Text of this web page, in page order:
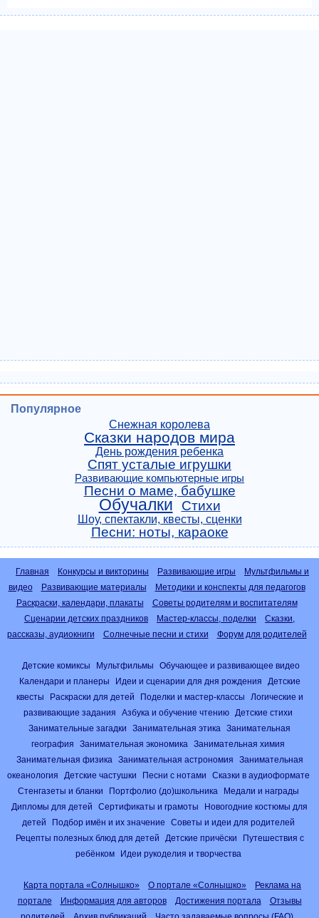
Популярное
Снежная королева
Сказки народов мира
День рождения ребенка
Спят усталые игрушки
Развивающие компьютерные игры
Песни о маме, бабушке
Обучалки Стихи
Шоу, спектакли, квесты, сценки
Песни: ноты, караоке
Главная Конкурсы и викторины Развивающие игры
Мультфильмы и
видео
Развивающие материалы
Методики и конспекты для педагогов
Раскраски, календари, плакаты
Советы родителям и воспитателям
Сценарии детских праздников
Мастер-классы, поделки
Сказки,
рассказы, аудиокниги
Солнечные песни и стихи Форум для родителей
Детские комиксы Мультфильмы
Обучающее и развивающее видео
Календари и планеры
Идеи и сценарии для дня рождения
Детские
квесты
Раскраски для детей Поделки и мастер-классы
Логические и
развивающие задания
Азбука и обучение чтению
Детские стихи
Занимательные загадки
Занимательная этика
Занимательная
география
Занимательная экономика
Занимательная химия
Занимательная физика
Занимательная астрономия
Занимательная
океанология
Детские частушки Песни с нотами
Сказки в аудиоформате
Стенгазеты и бланки
Портфолио (до)школьника
Медали и награды
Дипломы для детей
Сертификаты и грамоты
Новогодние костюмы для
детей
Подбор имён и их значение
Советы и идеи для родителей
Рецепты полезных блюд для детей
Детские причёски
Путешествия с
ребёнком
Идеи рукоделия и творчества
Карта портала «Солнышко» О портале «Солнышко»
Реклама на
портале
Информация для авторов Достижения портала
Отзывы